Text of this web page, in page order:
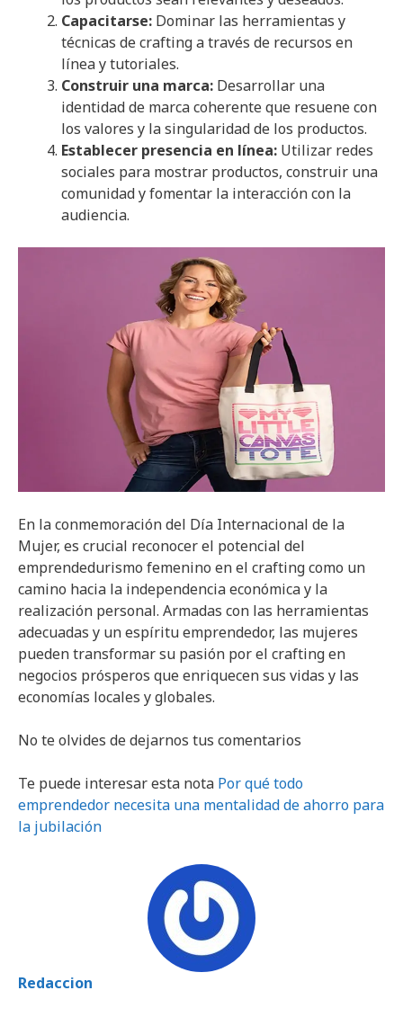
Capacitarse: Dominar las herramientas y
técnicas de crafting a través de recursos en
línea y tutoriales.
Construir una marca: Desarrollar una
identidad de marca coherente que resuene con
los valores y la singularidad de los productos.
Establecer presencia en línea: Utilizar redes
sociales para mostrar productos, construir una
comunidad y fomentar la interacción con la
audiencia.
En la conmemoración del Día Internacional de la
Mujer, es crucial reconocer el potencial del
emprendedurismo femenino en el crafting como un
camino hacia la independencia económica y la
realización personal. Armadas con las herramientas
adecuadas y un espíritu emprendedor, las mujeres
pueden transformar su pasión por el crafting en
negocios prósperos que enriquecen sus vidas y las
economías locales y globales.
No te olvides de dejarnos tus comentarios
Te puede interesar esta nota Por qué todo
emprendedor necesita una mentalidad de ahorro para
la jubilación
Redaccion